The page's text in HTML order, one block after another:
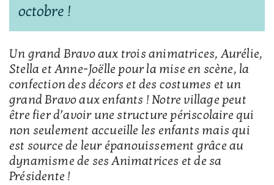
octobre !
Un grand Bravo aux trois animatrices, Aurélie,
Stella et Anne-Joëlle pour la mise en scène, la
confection des décors et des costumes et un
grand Bravo aux enfants ! Notre village peut
être fier d’avoir une structure périscolaire qui
non seulement accueille les enfants mais qui
est source de leur épanouissement grâce au
dynamisme de ses Animatrices et de sa
Présidente !